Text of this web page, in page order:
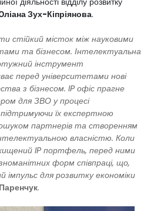
Зух-Кіпріянова.
стійкий місток між науковими
та бізнесом. Інтелектуальна
інструмент
перед університетами нові
з бізнесом. IP офіс прагне
для ЗВО у процесі
підтримуючи їх експертною
партнерів та створенням
власністю. Коли
IP портфель, перед ними
форм співпраці, що,
імпульс для розвитку економіки
.